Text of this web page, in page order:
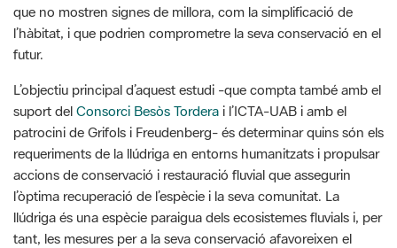
que no mostren signes de millora, com la simplificació de
l’hàbitat, i que podrien comprometre la seva conservació en el
futur.
L’objectiu principal d’aquest estudi -que compta també amb el
suport del Consorci Besòs Tordera i l’ICTA-UAB i amb el
patrocini de Grifols i Freudenberg- és determinar quins són els
requeriments de la llúdriga en entorns humanitzats i propulsar
accions de conservació i restauració fluvial que assegurin
l’òptima recuperació de l’espècie i la seva comunitat. La
llúdriga és una espècie paraigua dels ecosistemes fluvials i, per
tant, les mesures per a la seva conservació afavoreixen el